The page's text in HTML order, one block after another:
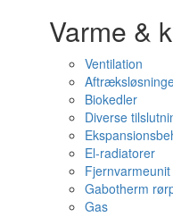
Varme &
Ventilation
Biokedler
Diverse
El-radiatorer
Fjernvarmeunit
Gabotherm
Gas